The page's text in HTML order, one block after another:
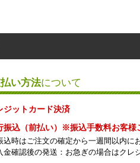
い方法について
ジットカード決済
振込（前払い）※振込手数料お客様
込時はご注文の確定から一週間以内に
確認後の発送：お急ぎの場合はクレ